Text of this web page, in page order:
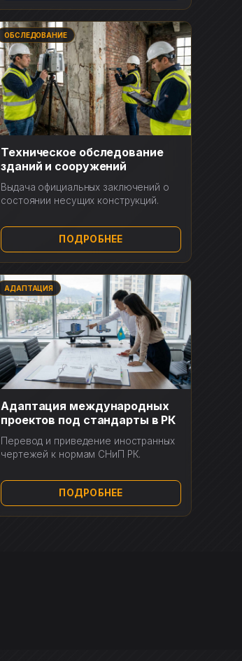
ОБСЛЕДОВАНИЕ
Техническое обследование
зданий и сооружений
Выдача официальных заключений о
состоянии несущих конструкций.
ПОДРОБНЕЕ
АДАПТАЦИЯ
Адаптация международных
проектов под стандарты в РК
Перевод и приведение иностранных
чертежей к нормам СНиП РК.
ПОДРОБНЕЕ